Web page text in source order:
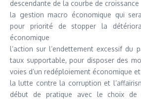
descendante de la courbe de croissance
la gestion macro économique qui
pour priorité de stopper la
économique
l’action sur l’endettement excessif du
taux supportable, pour disposer des
voies d’un redéploiement économique
la lutte contre la corruption et
début de pratique avec le choix de